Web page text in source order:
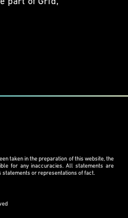
taken in the preparation of this website, the
for any inaccuracies. All statements are
statements or representations of fact.